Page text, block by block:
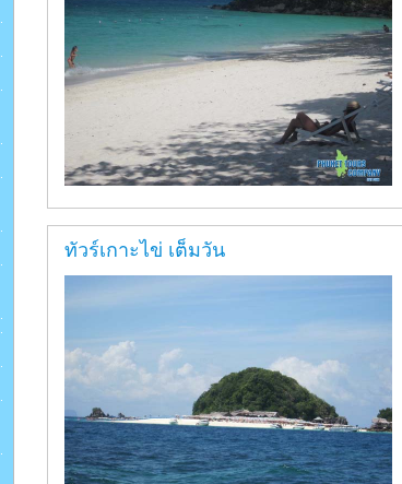
ทัวร์เกาะไข่ เต็มวัน